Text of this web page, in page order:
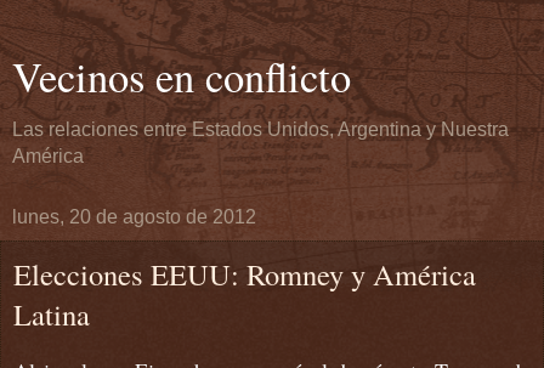
Vecinos en conflicto
Las relaciones entre Estados Unidos, Argentina y Nuestra
América
lunes, 20 de agosto de 2012
Elecciones EEUU: Romney y América
Latina